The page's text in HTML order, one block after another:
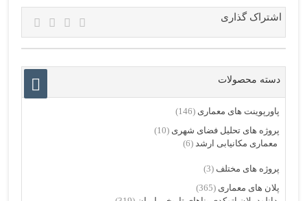
اشتراک گذاری
دسته محصولات
پاورپوینت های معماری (146)
پروژه های تحلیل فضای شهری (10)
معماری مکانیابی ارشد (6)
پروژه های مختلف (3)
پلان های معماری (365)